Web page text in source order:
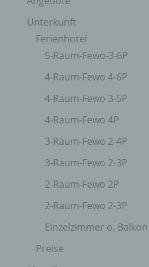
Unterkunft
Ferienhotel
5-Raum-Fewo-3-6P
4-Raum-Fewo 4-6P
4-Raum-Fewo 3-5P
4-Raum-Fewo 4P
3-Raum-Fewo 2-4P
3-Raum-Fewo 2-3P
2-Raum-Fewo 2P
2-Raum-Fewo 2-3P
Einzelzimmer o. Balkon
Preise
Empfänger ist eine
Person, Behörde,
der personenbezogene
unabhängig davon, ob es
Dritten handelt oder nicht.
Rahmen eines bestimmten
nach dem Unionsrecht oder
Mitgliedstaaten
personenbezogene Daten
nicht als Empfänger.
Dritter ist eine natürliche
betroffenen Person, dem
der unmittelbaren
befugt sind, die